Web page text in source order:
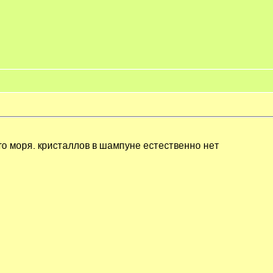
моря. кристаллов в шампуне естественно нет